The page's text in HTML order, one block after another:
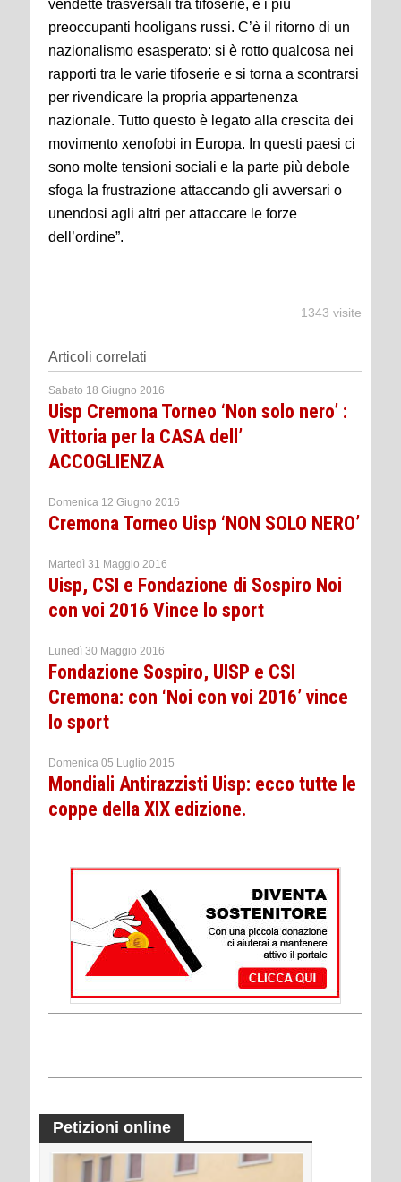
vendette trasversali tra tifoserie, e i più
preoccupanti hooligans russi. C’è il ritorno di un
nazionalismo esasperato: si è rotto qualcosa nei
rapporti tra le varie tifoserie e si torna a scontrarsi
per rivendicare la propria appartenenza
nazionale. Tutto questo è legato alla crescita dei
movimento xenofobi in Europa. In questi paesi ci
sono molte tensioni sociali e la parte più debole
sfoga la frustrazione attaccando gli avversari o
unendosi agli altri per attaccare le forze
dell’ordine”.
1343 visite
Articoli correlati
Sabato 18 Giugno 2016
Uisp Cremona Torneo ‘Non solo nero’ :
Vittoria per la CASA dell’
ACCOGLIENZA
Domenica 12 Giugno 2016
Cremona Torneo Uisp ‘NON SOLO NERO’
Martedì 31 Maggio 2016
Uisp, CSI e Fondazione di Sospiro Noi
con voi 2016 Vince lo sport
Lunedì 30 Maggio 2016
Fondazione Sospiro, UISP e CSI
Cremona: con ‘Noi con voi 2016’ vince
lo sport
Domenica 05 Luglio 2015
Mondiali Antirazzisti Uisp: ecco tutte le
coppe della XIX edizione.
Petizioni online